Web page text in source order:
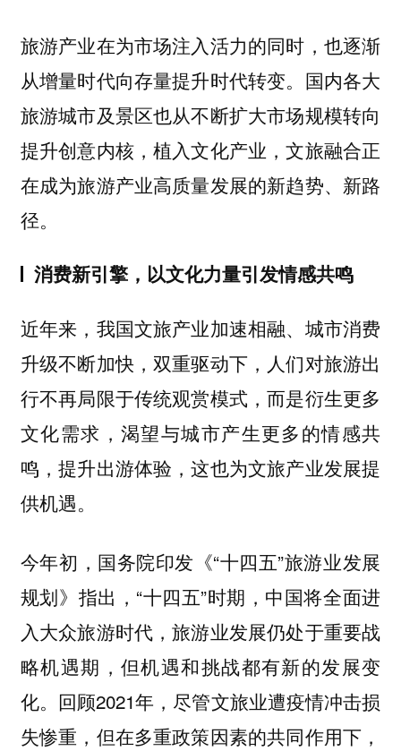
旅游产业在为市场注入活力的同时，也逐渐
从增量时代向存量提升时代转变。国内各大
旅游城市及景区也从不断扩大市场规模转向
提升创意内核，植入文化产业，文旅融合正
在成为旅游产业高质量发展的新趋势、新路
径。
消费新引擎，以文化力量引发情感共鸣
近年来，我国文旅产业加速相融、城市消费
升级不断加快，双重驱动下，人们对旅游出
行不再局限于传统观赏模式，而是衍生更多
文化需求，渴望与城市产生更多的情感共
鸣，提升出游体验，这也为文旅产业发展提
供机遇。
今年初，国务院印发《“十四五”旅游业发展
规划》指出，“十四五”时期，中国将全面进
入大众旅游时代，旅游业发展仍处于重要战
略机遇期，但机遇和挑战都有新的发展变
化。回顾2021年，尽管文旅业遭疫情冲击损
失惨重，但在多重政策因素的共同作用下，